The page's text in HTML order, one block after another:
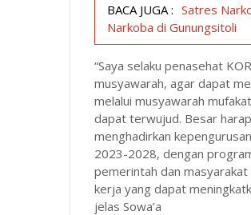
BACA JUGA : Satres
Narkoba di Gunungsitoli
“Saya selaku penasehat
musyawarah, agar dapat
melalui musyawarah
dapat terwujud. Besar
menghadirkan
2023-2028, dengan
pemerintah dan
kerja yang dapat
jelas Sowa’a